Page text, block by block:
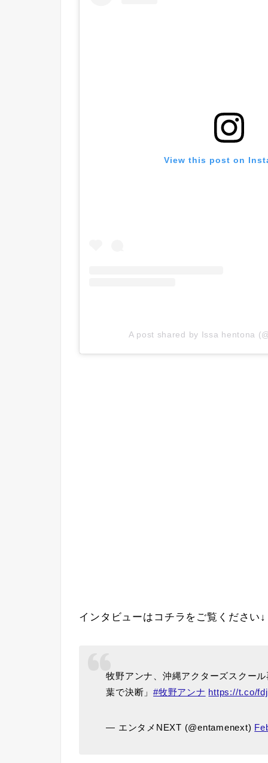
View this post on
A post shared by Issa hentona
インタビューはコチラをご覧ください↓
牧野アンナ、沖縄アクターズスクー
葉で決断」#牧野アンナ https://t.co/
— エンタメNEXT (@entamenext)